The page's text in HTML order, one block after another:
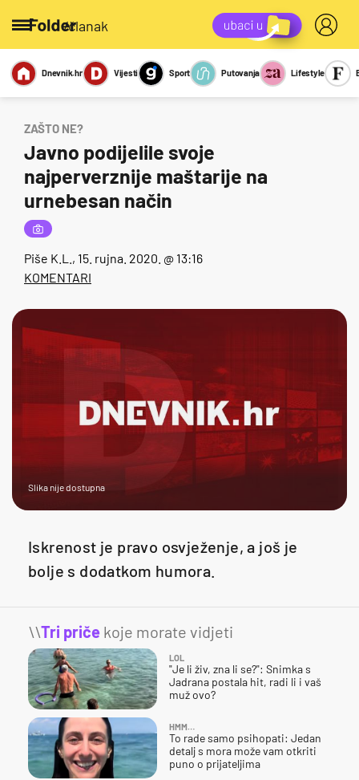
/članak
Miks Kviz
Report
Sexy
Dnevnik.hr Vijesti Sport Putovanja Lifestyle
ZAŠTO NE?
Javno podijelile svoje
najperverznije maštarije na
urnebesan način
Piše K.L. , 15. rujna. 2020. @ 13:16
KOMENTARI
Slika nije dostupna
Iskrenost je pravo osvježenje, a još je
bolje s dodatkom humora.
\\Tri priče koje morate vidjeti
LOL
"Je li živ, zna li se?": Snimka s
Jadrana postala hit, radi li i vaš
muž ovo?
HMM…
To rade samo psihopati: Jedan
detalj s mora može vam otkriti
puno o prijateljima